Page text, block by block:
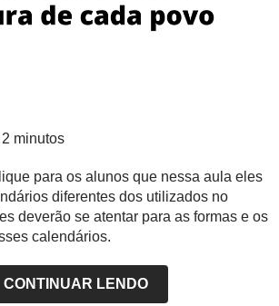
2 minutos
para os alunos que nessa aula eles
diferentes dos utilizados no
deverão se atentar para as formas e os
calendários.
CONTINUAR LENDO